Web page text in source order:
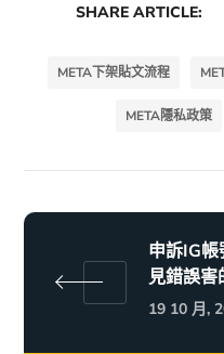
SHARE ARTICLE:
META下架貼文流程
META隱私政策
申訴IG
見錯誤害
19 10 月,